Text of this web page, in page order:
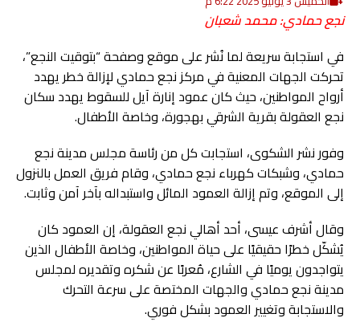
نجع حمادي: محمد شعبان
في استجابة سريعة لما نُشر على موقع وصفحة “بتوقيت النجع”،
تحركت الجهات المعنية في مركز نجع حمادي لإزالة خطر يهدد
أرواح المواطنين، حيث كان عمود إنارة آيل للسقوط يهدد سكان
نجع العقولة بقرية الشرقي بهجورة، وخاصة الأطفال.
وفور نشر الشكوى، استجابت كل من رئاسة مجلس مدينة نجع
حمادي، وشبكات كهرباء نجع حمادي، وقام فريق العمل بالنزول
إلى الموقع، وتم إزالة العمود المائل واستبداله بآخر آمن وثابت.
وقال أشرف عيسى، أحد أهالي نجع العقولة، إن العمود كان
يُشكّل خطرًا حقيقيًا على حياة المواطنين، وخاصة الأطفال الذين
يتواجدون يوميًا في الشارع، مُعربًا عن شكره وتقديره لمجلس
مدينة نجع حمادي والجهات المختصة على سرعة التحرك
والاستجابة وتغيير العمود بشكل فوري.